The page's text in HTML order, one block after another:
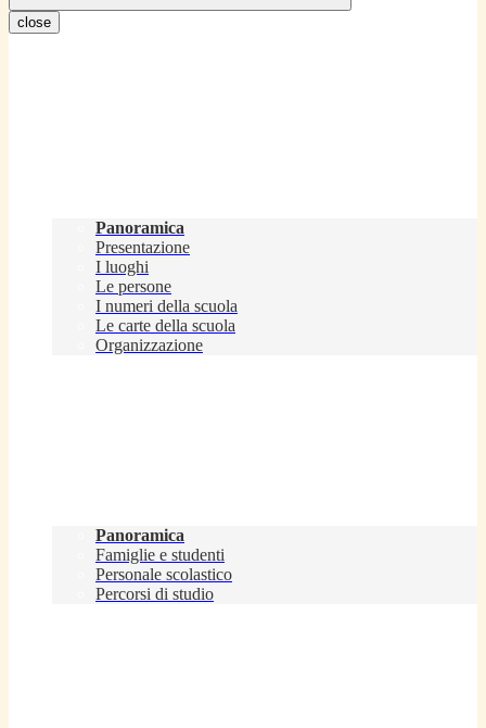
close
Panoramica
Presentazione
I luoghi
Le persone
I numeri della scuola
Le carte della scuola
Organizzazione
Panoramica
Famiglie e studenti
Personale scolastico
Percorsi di studio